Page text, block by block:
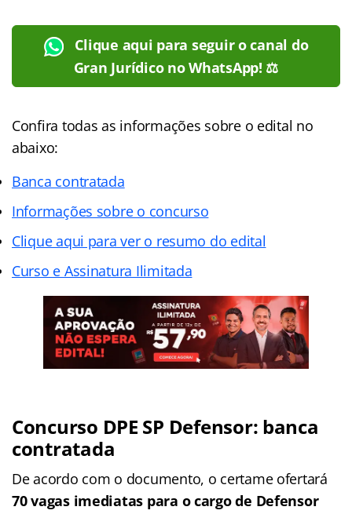
Clique aqui para seguir o canal do
Gran Jurídico no WhatsApp! ⚖️
Confira todas as informações sobre o edital no
abaixo:
Banca contratada
Informações sobre o concurso
Clique aqui para ver o resumo do edital
Curso e Assinatura Ilimitada
Concurso DPE SP Defensor: banca
contratada
De acordo com o documento, o certame ofertará
70 vagas imediatas para o cargo de Defensor